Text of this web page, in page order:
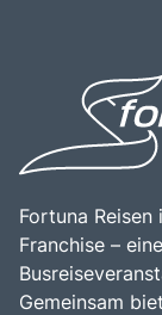
Fortuna
Franchise –
Gemeinsam